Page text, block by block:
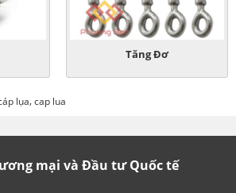
Tăng Đơ
lụa,cap lua
mại và Đầu tư Quốc tế